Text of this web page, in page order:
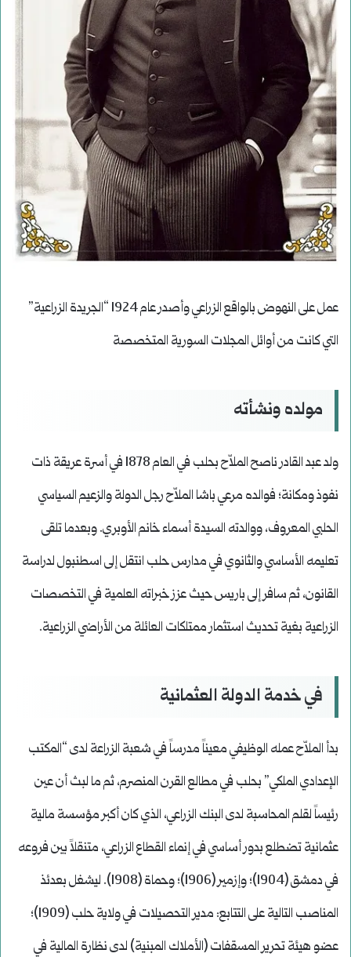
عمل على النهوض بالواقع الزراعي وأصدر عام 1924 “الجريدة الزراعية”
التي كانت من أوائل المجلات السورية المتخصصة
مولده ونشأته
ولد عبد القادر ناصح الملاّح بحلب في العام 1878 في أسرة عريقة ذات
نفوذ ومكانة؛ فوالده مرعي باشا الملاّح رجل الدولة والزعيم السياسي
الحلبي المعروف، ووالدته السيدة أسماء خانم الأوبري. وبعدما تلقى
تعليمه الأساسي والثانوي في مدارس حلب انتقل إلى اسطنبول لدراسة
القانون، ثم سافر إلى باريس حيث عزز ﺧﺒﺮاﺗﻪ العلمية في التخصصات
الزراعية بغية تحديث استثمار ممتلكات العائلة من الأراضي الزراعية.
في خدمة الدولة العثمانية
بدأ الملاّح عمله الوظيفي معيناً مدرساً في شعبة الزراعة لدى “المكتب
الإعدادي الملكي” بحلب في مطالع القرن المنصرم، ثم ما لبث أن عين
رئيساً لقلم المحاسبة لدى البنك الزراعي، الذي كان أكبر مؤسسة مالية
عثمانية تضطلع بدور أساسي في إنماء القطاع الزراعي، متنقلاً بين فروعه
في دمشق (1904)؛ وإزمير (1906)؛ وحماة (1908). ليشغل بعدئذ
المناصب التالية على التتابع: مدير التحصيلات في ولاية حلب (1909)؛
عضو هيئة تحرير المسقفات (الأملاك المبنية) لدى نظارة المالية في